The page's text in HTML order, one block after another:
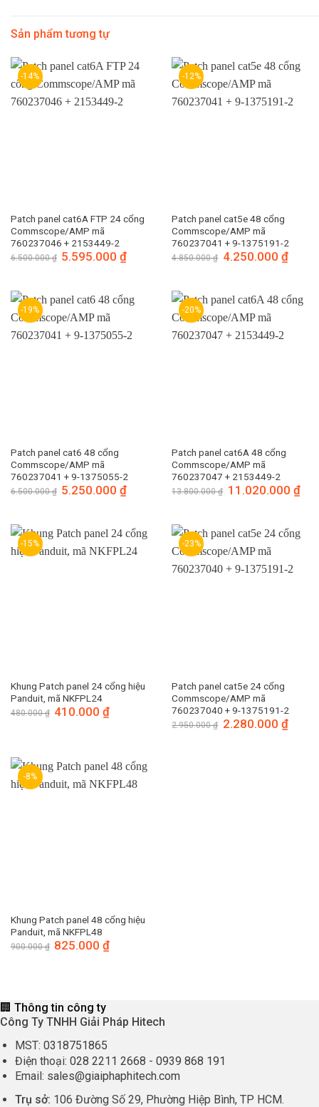
Sản phẩm tương tự
-14%
Patch panel cat6A FTP 24 cổng
Commscope/AMP mã
760237046 + 2153449-2
6.500.000₫ Giá
gốc
5.595.000₫
5.595.000 ₫.
-12%
Patch panel cat5e 48 cổng
Commscope/AMP mã
760237041 + 9-1375191-2
4.850.000₫ Giá
gốc
4.250.000 ₫Giá
-19%
Patch panel cat6 48 cổng
Commscope/AMP mã
760237041 + 9-1375055-2
6.500.000₫ Giá
gốc
5.250.000₫
5.250.000 ₫.
-20%
Patch panel cat6A 48 cổng
Commscope/AMP mã
760237047 + 2153449-2
13.800.000₫ Giá
gốc
11.020.000 ₫Giá
-15%
Khung Patch panel 24 cổng hiệu
Panduit, mã NKFPL24
480.000₫ Giá
gốc
410.000₫
-23%
Patch panel cat5e 24 cổng
Commscope/AMP mã
760237040 + 9-1375191-2
2.950.000₫ Giá
gốc
2.280.000 ₫Giá
-8%
Khung Patch panel 48 cổng hiệu
Panduit, mã NKFPL48
900.000₫ Giá
gốc
825.000₫
🏢 Thông tin công ty
Công Ty TNHH Giải Pháp Hitech
MST: 0318751865
Điện thoại: 028 2211 2668 - 0939 868 191
Email: sales@giaiphaphitech.com
Trụ sở: 106 Đường Số 29, Phường Hiệp Bình, TP HCM.